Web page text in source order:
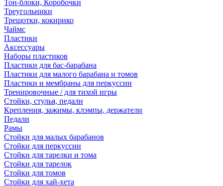
Тон-блоки, Коробочки
Треугольники
Трещотки, кокирико
Чаймс
Пластики
Аксессуары
Наборы пластиков
Пластики для бас-барабана
Пластики для малого барабана и томов
Пластики и мембраны для перкуссии
Тренировочные / для тихой игры
Стойки, стулья, педали
Крепления, зажимы, клэмпы, держатели
Педали
Рамы
Стойки для малых барабанов
Стойки для перкуссии
Стойки для тарелки и тома
Стойки для тарелок
Стойки для томов
Стойки для хай-хета